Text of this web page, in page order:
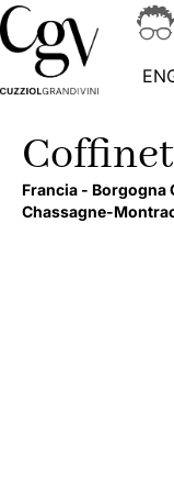
Francia - Borgogna
Chassagne-